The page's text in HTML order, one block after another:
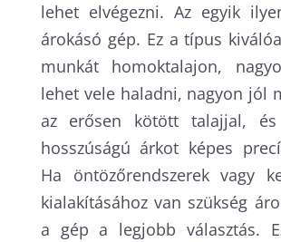
lehet elvégezni. Az egyik
árokásó gép. Ez a típus
munkát homoktalajon,
lehet vele haladni, nagyon jól
az erősen kötött talajjal, és
hosszúságú árkot képes
Ha öntözőrendszerek vagy
kialakításához van szükség
a gép a legjobb választás.